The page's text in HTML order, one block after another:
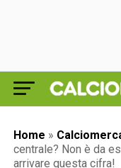
Home »
centrale? Non è da
arrivare questa cifra!